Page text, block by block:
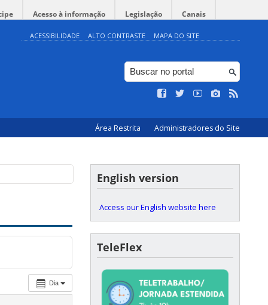
Acesso à informação Legislação Canais
ACESSIBILIDADE ALTO CONTRASTE MAPA DO SITE
Área Restrita Administradores do Site
Dia
English version
Access our English website here
TeleFlex